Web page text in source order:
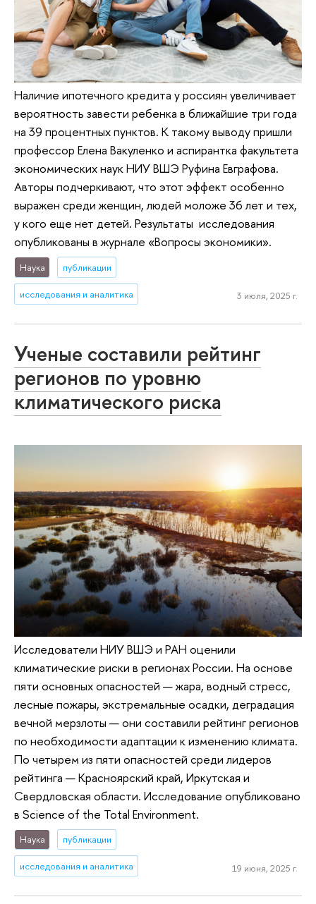
Наличие ипотечного кредита у россиян увеличивает
вероятность завести ребенка в ближайшие три года
на 39 процентных пунктов. К такому выводу пришли
профессор Елена Вакуленко и аспирантка факультета
экономических наук НИУ ВШЭ Руфина Евграфова.
Авторы подчеркивают, что этот эффект особенно
выражен среди женщин, людей моложе 36 лет и тех,
у кого еще нет детей. Результаты исследования
опубликованы в журнале «Вопросы экономики».
Наука публикации
исследования и аналитика 3 июля, 2025 г.
Ученые составили рейтинг
регионов по уровню
климатического риска
Исследователи НИУ ВШЭ и РАН оценили
климатические риски в регионах России. На основе
пяти основных опасностей — жара, водный стресс,
лесные пожары, экстремальные осадки, деградация
вечной мерзлоты — они составили рейтинг регионов
по необходимости адаптации к изменению климата.
По четырем из пяти опасностей среди лидеров
рейтинга — Красноярский край, Иркутская и
Свердловская области. Исследование опубликовано
в Science of the Total Environment.
Наука публикации
исследования и аналитика 19 июня, 2025 г.